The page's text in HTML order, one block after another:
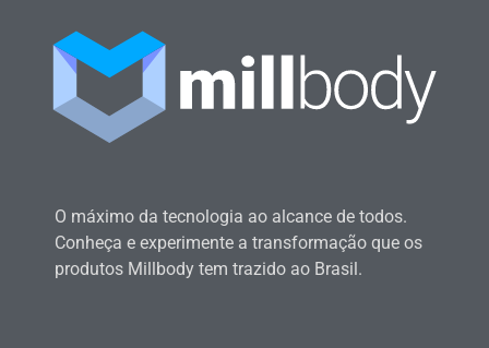
O máximo da tecnologia ao alcance de todos.
Conheça e experimente a transformação que os
produtos Millbody tem trazido ao Brasil.